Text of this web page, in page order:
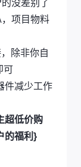
没差别了
项目物料
除非你自
可
件减少工作
超低价购
的福利}